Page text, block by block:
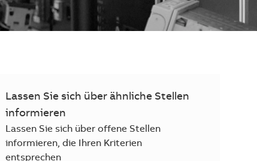
Lassen Sie sich über ähnliche Stellen
informieren
Lassen Sie sich über offene Stellen
informieren, die Ihren Kriterien
entsprechen